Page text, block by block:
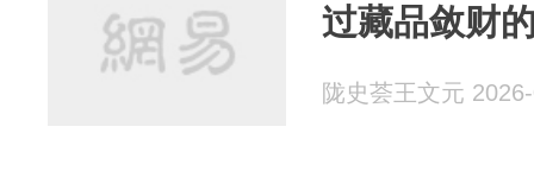
过藏品敛财
陇史荟王文元